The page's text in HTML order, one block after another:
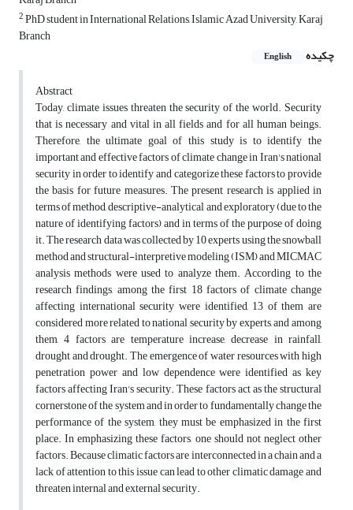
2PhD student in International Relations, Islamic Azad University, Karaj
Branch
چکیده
English
Abstract
Today, climate issues threaten the security of the world. Security
that is necessary and vital in all fields and for all human beings.
Therefore, the ultimate goal of this study is to identify the
important and effective factors of climate change in Iran's national
security in order to identify and categorize these factors to provide
the basis for future measures. The present research is applied in
terms of method, descriptive-analytical and exploratory (due to the
nature of identifying factors) and in terms of the purpose of doing
it. The research data was collected by 10 experts using the snowball
method and structural-interpretive modeling (ISM) and MICMAC
analysis methods were used to analyze them. According to the
research findings, among the first 18 factors of climate change
affecting international security were identified, 13 of them are
considered more related to national security by experts, and among
them, 4 factors are temperature increase, decrease in rainfall,
drought and drought. The emergence of water resources with high
penetration power and low dependence were identified as key
factors affecting Iran's security. These factors act as the structural
cornerstone of the system and in order to fundamentally change the
performance of the system, they must be emphasized in the first
place. In emphasizing these factors, one should not neglect other
factors. Because climatic factors are interconnected in a chain and a
lack of attention to this issue can lead to other climatic damage and
threaten internal and external security.